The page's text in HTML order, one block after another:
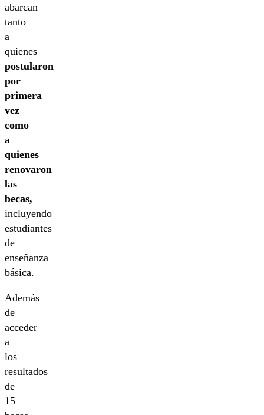
abarcan
tanto
a
quienes
postularon
por
primera
vez
como
a
quienes
renovaron
las
becas,
incluyendo
estudiantes
de
enseñanza
básica.
Además
de
acceder
a
los
resultados
de
15